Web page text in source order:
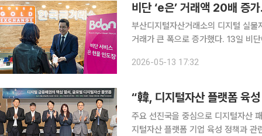
비단 ‘e은’ 거래액 20배 증
부산디지털자산거래소의 디지털 실
거래가 큰 폭으로 증가했다. 13일 비단에 따르면 올해 1분기 e은 거래액은 2422억 원으로, 지난해
측은 최근 인공지능(AI) 산업 확대와
2026-05-13 17:32
“韓, 디지털자산 플랫폼 육
주요 선진국을 중심으로 디지털자산
지털자산 플랫폼 기업 육성 정책과 관련 제